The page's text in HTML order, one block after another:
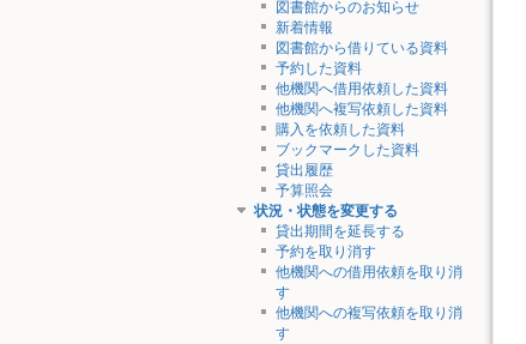
図書館からのお知らせ
新着情報
図書館から借りている資料
予約した資料
他機関へ借用依頼した資料
他機関へ複写依頼した資料
購入を依頼した資料
ブックマークした資料
貸出履歴
予算照会
状況・状態を変更する
貸出期間を延長する
予約を取り消す
他機関への借用依頼を取り消
す
他機関への複写依頼を取り消
す